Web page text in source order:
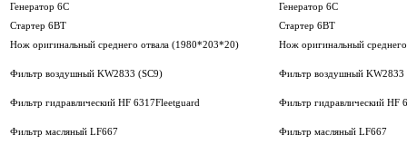
Генератор 6С
Генератор 6С
Стартер 6ВТ
Стартер 6ВТ
Нож оригинальный среднего отвала (1980*203*20)
Нож оригинальный
Фильтр воздушный KW2833 (SC9) Фильтр воздушный KW2833
Фильтр гидравлический HF 6317Fleetguard Фильтр гидравлический HF
Фильтр масляный LF667
Фильтр масляный LF667